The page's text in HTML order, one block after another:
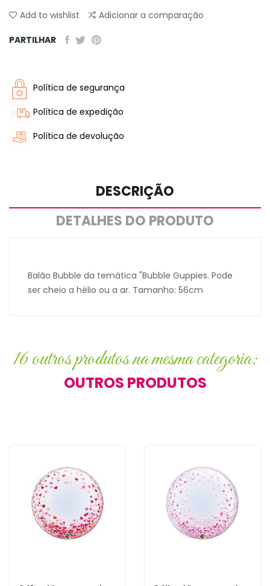
Add to wishlist Adicionar a comparação
PARTILHAR
Política de segurança
Política de expedição
Política de devolução
DESCRIÇÃO
DETALHES DO PRODUTO
Balão Bubble da temática "Bubble Guppies. Pode
ser cheio a hélio ou a ar. Tamanho: 56cm
16 outros produtos na mesma categoria:
OUTROS PRODUTOS